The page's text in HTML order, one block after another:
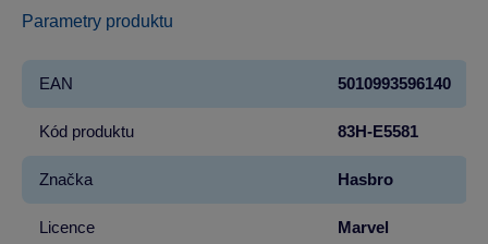
Parametry produktu
EAN 5010993596140
Kód produktu 83H-E5581
Značka Hasbro
Licence Marvel